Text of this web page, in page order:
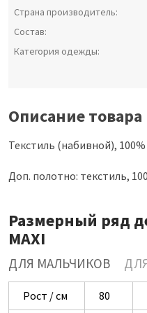
Страна производитель:
Состав:
Категория одежды:
Описание товара
Текстиль (набивной),
Доп. полотно: текстиль,
Размерный ряд
MAXI
ДЛЯ МАЛЬЧИКОВ
Рост / см 80